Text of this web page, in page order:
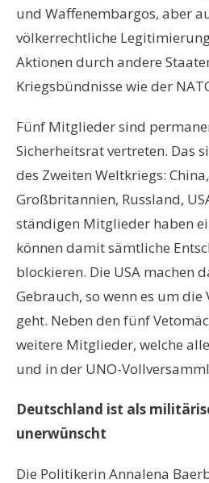
und Waffenembargos, aber
völkerrechtliche
Aktionen durch andere
Kriegsbündnisse wie der
Fünf Mitglieder sind
Sicherheitsrat vertreten. Das
des Zweiten Weltkriegs:
Großbritannien, Russland,
ständigen Mitglieder haben
können damit sämtliche
blockieren. Die USA machen
Gebrauch, so wenn es um
geht. Neben den fünf
weitere Mitglieder, welche
und in der UNO-
Deutschland ist als
unerwünscht
Die Politikerin Annalena